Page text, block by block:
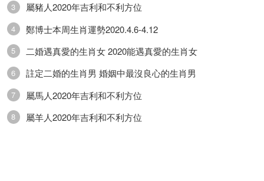
3 屬豬人2020年吉利和不利方位
4 鄭博士本周生肖運勢2020.4.6-4.12
5 二婚遇真愛的生肖女 2020能遇真愛的生肖女
6 註定二婚的生肖男 婚姻中最沒良心的生肖男
7 屬馬人2020年吉利和不利方位
8 屬羊人2020年吉利和不利方位